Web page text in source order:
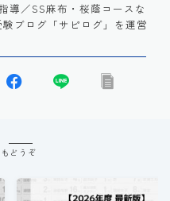
導／SS麻布・桜蔭コースな
ブログ「サピログ」を運営
どうぞ